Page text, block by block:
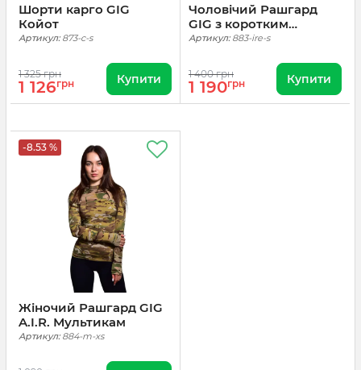
Шорти карго GIG
Койот
Артикул:873-c-s
1 325 грн
1 126грн Купити
Чоловічий Рашгард
GIG з коротким
рукавом. Irezumi
Артикул:883-ire-s
1 400 грн
1 190грн Купити
-8.53 %
Жіночий Рашгард GIG
A.I.R. Мультикам
Артикул:884-m-xs